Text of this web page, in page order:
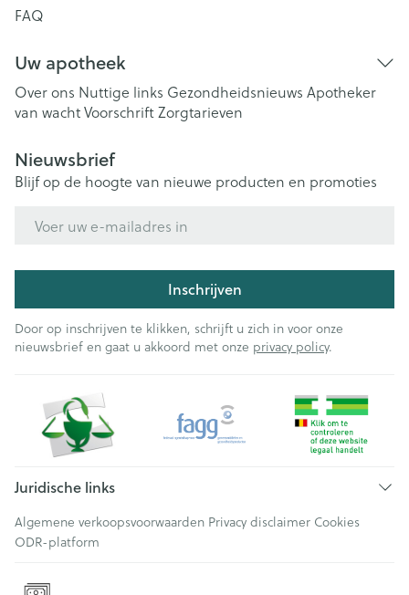
FAQ
Uw apotheek
Over ons Nuttige links Gezondheidsnieuws Apotheker
van wachtVoorschriftZorgtarieven
Nieuwsbrief
Blijf op de hoogte van nieuwe producten en promoties
Inschrijven
Door op inschrijven te klikken, schrijft u zich in voor onze
nieuwsbrief en gaat u akkoord met onze privacy policy.
Juridische links
Algemene verkoopsvoorwaarden Privacy disclaimer Cookies
ODR-platform